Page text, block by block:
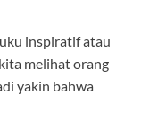
inspiratif atau
melihat orang
yakin bahwa